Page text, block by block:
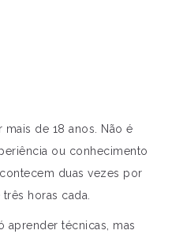
mais de 18 anos. Não é
ou conhecimento
duas vezes por
horas cada.
aprender técnicas, mas